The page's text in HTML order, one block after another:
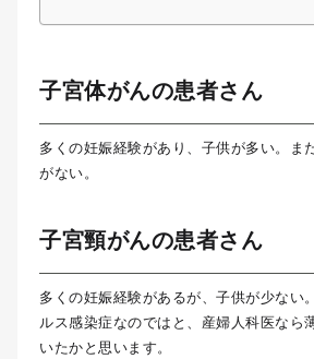
子宮体がんの患者さん
多くの妊娠経験があり、子供が多い。ま
がない。
子宮頸がんの患者さん
多くの妊娠経験があるが、子供が少ない
ルス感染症なのではと、産婦人科医なら
いたかと思います。